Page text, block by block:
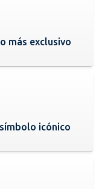
más exclusivo
icónico